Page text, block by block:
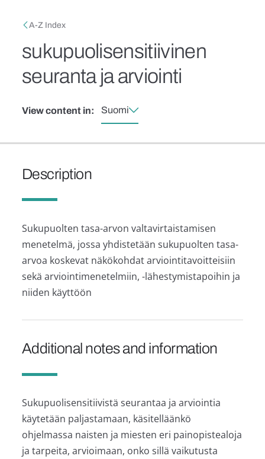
Breadcrumb
A-Z Index
sukupuolisensitiivinen
seuranta ja arviointi
View content in: Suomi
Description
Sukupuolten tasa-arvon valtavirtaistamisen
menetelmä, jossa yhdistetään sukupuolten tasa-
arvoa koskevat näkökohdat arviointitavoitteisiin
sekä arviointimenetelmiin, -lähestymistapoihin ja
niiden käyttöön
Additional notes and information
Sukupuolisensitiivistä seurantaa ja arviointia
käytetään paljastamaan, käsitelläänkö
ohjelmassa naisten ja miesten eri painopistealoja
ja tarpeita, arvioimaan, onko sillä vaikutusta